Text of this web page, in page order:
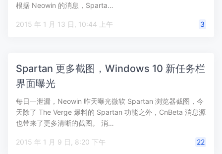
根据 Neowin 的消息，Sparta…
2015 年 1 月 13 日, 10:44 上午 3
Spartan 更多截图，Windows 10 新任务栏
界面曝光
每日一泄漏，Neowin 昨天曝光微软 Spartan 浏览器截图，今
天除了 The Verge 爆料的 Spartan 功能之外，CnBeta 消息源
也带来了更多清晰的截图。 消…
2015 年 1 月 9 日, 8:20 下午 22